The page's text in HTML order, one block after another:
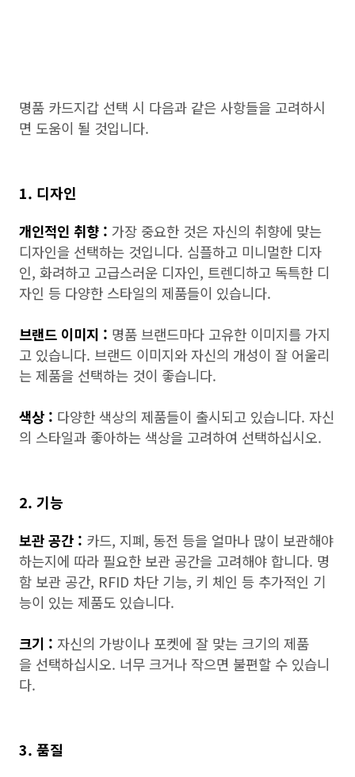
명품 카드지갑 선택 시 다음과 같은 사항들을 고려하시
면 도움이 될 것입니다.
1. 디자인
개인적인 취향 : 가장 중요한 것은 자신의 취향에 맞는
디자인을 선택하는 것입니다. 심플하고 미니멀한 디자
인, 화려하고 고급스러운 디자인, 트렌디하고 독특한 디
자인 등 다양한 스타일의 제품들이 있습니다.
브랜드 이미지 : 명품 브랜드마다 고유한 이미지를 가지
고 있습니다. 브랜드 이미지와 자신의 개성이 잘 어울리
는 제품을 선택하는 것이 좋습니다.
색상 : 다양한 색상의 제품들이 출시되고 있습니다. 자신
의 스타일과 좋아하는 색상을 고려하여 선택하십시오.
2. 기능
보관 공간 : 카드, 지폐, 동전 등을 얼마나 많이 보관해야
하는지에 따라 필요한 보관 공간을 고려해야 합니다. 명
함 보관 공간, RFID 차단 기능, 키 체인 등 추가적인 기
능이 있는 제품도 있습니다.
크기 : 자신의 가방이나 포켓에 잘 맞는 크기의 제품
을 선택하십시오. 너무 크거나 작으면 불편할 수 있습니
다.
3. 품질